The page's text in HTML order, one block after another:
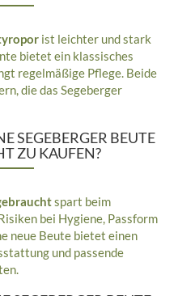
ist leichter und stark
bietet ein klassisches
regelmäßige Pflege. Beide
die das Segeberger
SEGEBERGER BEUTE
ZU KAUFEN?
spart beim
bei Hygiene, Passform
neue Beute bietet einen
und passende